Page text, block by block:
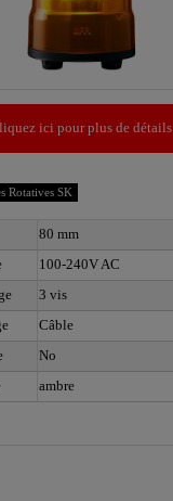
ici pour plus de détails
Rotatives SK
80 mm
100-240V AC
3 vis
Câble
No
ambre